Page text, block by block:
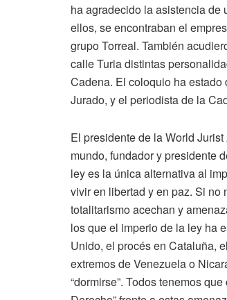
ha agradecido la asistencia de
ellos, se encontraban el
grupo Torreal. También
calle Turia distintas
Cadena. El coloquio ha
Jurado, y el periodista de la
El presidente de la World
mundo, fundador y presidente
ley es la única alternativa al
vivir en libertad y en paz. Si no
totalitarismo acechan y
los que el imperio de la ley ha
Unido, el procés en Cataluña,
extremos de Venezuela o
“dormirse”. Todos tenemos